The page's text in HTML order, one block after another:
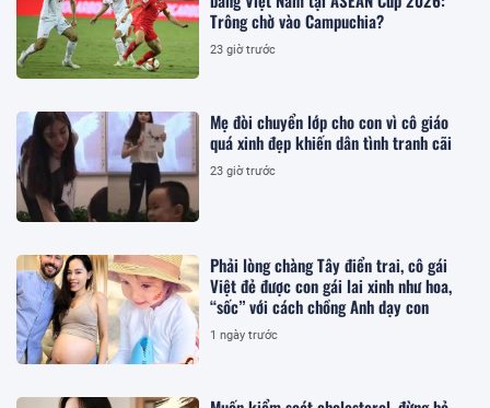
Trông chờ vào Campuchia?
23 giờ trước
Mẹ đòi chuyển lớp cho con vì cô giáo
quá xinh đẹp khiến dân tình tranh cãi
23 giờ trước
Phải lòng chàng Tây điển trai, cô gái
Việt đẻ được con gái lai xinh như hoa,
“sốc” với cách chồng Anh dạy con
1 ngày trước